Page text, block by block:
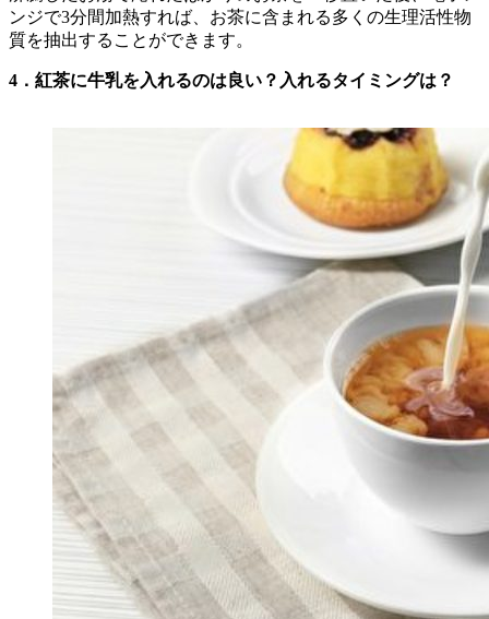
ンジで3分間加熱すれば、お茶に含まれる多くの生理活性物
質を抽出することができます。
4．紅茶に牛乳を入れるのは良い？入れるタイミングは？